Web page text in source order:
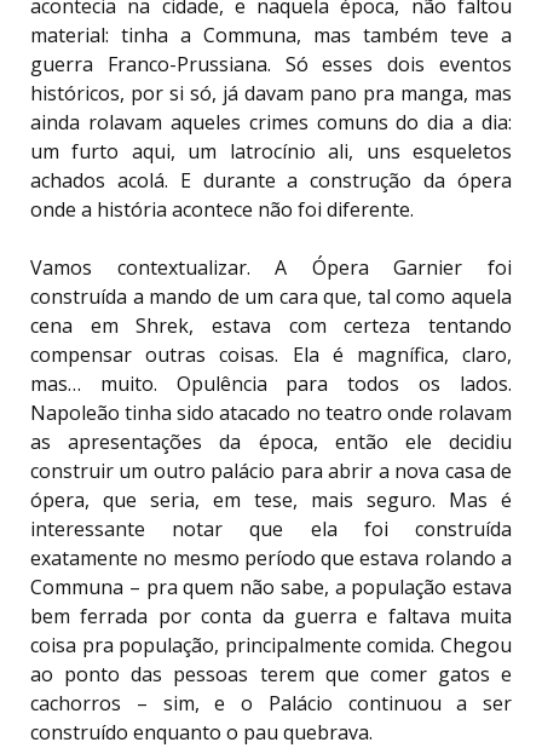
acontecia na cidade, e naquela época, não faltou
material: tinha a Communa, mas também teve a
guerra Franco-Prussiana. Só esses dois eventos
históricos, por si só, já davam pano pra manga, mas
ainda rolavam aqueles crimes comuns do dia a dia:
um furto aqui, um latrocínio ali, uns esqueletos
achados acolá. E durante a construção da ópera
onde a história acontece não foi diferente.
Vamos contextualizar. A Ópera Garnier foi
construída a mando de um cara que, tal como aquela
cena em Shrek, estava com certeza tentando
compensar outras coisas. Ela é magnífica, claro,
mas… muito. Opulência para todos os lados.
Napoleão tinha sido atacado no teatro onde rolavam
as apresentações da época, então ele decidiu
construir um outro palácio para abrir a nova casa de
ópera, que seria, em tese, mais seguro. Mas é
interessante notar que ela foi construída
exatamente no mesmo período que estava rolando a
Communa – pra quem não sabe, a população estava
bem ferrada por conta da guerra e faltava muita
coisa pra população, principalmente comida. Chegou
ao ponto das pessoas terem que comer gatos e
cachorros – sim, e o Palácio continuou a ser
construído enquanto o pau quebrava.